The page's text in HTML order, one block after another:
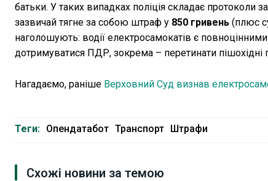
батьки. У таких випадках поліція складає
зазвичай тягне за собою штраф у 850 гривень (плюс
наголошують: водії електросамокатів є
дотримуватися ПДР, зокрема – перетинати пішохідні
Нагадаємо, раніше Верховний Суд визнав
Теги: Опендатабот Транспорт Штрафи
Схожі новини за темою